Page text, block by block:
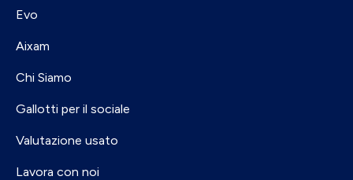
Evo
Aixam
Chi Siamo
Gallotti per il sociale
Valutazione usato
Lavora con noi